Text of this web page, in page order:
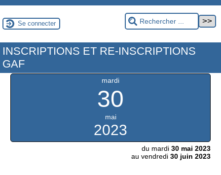
Se connecter
INSCRIPTIONS ET RE-INSCRIPTIONS
GAF
mardi
30
mai
2023
du mardi 30 mai 2023
au vendredi 30 juin 2023